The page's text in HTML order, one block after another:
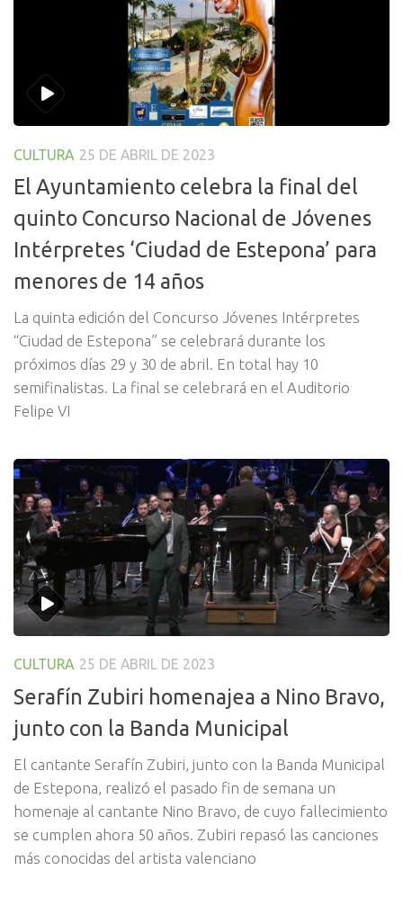
CULTURA 25 DE ABRIL DE 2023
El Ayuntamiento celebra la final del
quinto Concurso Nacional de Jóvenes
Intérpretes ‘Ciudad de Estepona’ para
menores de 14 años
La quinta edición del Concurso Jóvenes Intérpretes
“Ciudad de Estepona” se celebrará durante los
próximos días 29 y 30 de abril. En total hay 10
semifinalistas. La final se celebrará en el Auditorio
Felipe VI
CULTURA 25 DE ABRIL DE 2023
Serafín Zubiri homenajea a Nino Bravo,
junto con la Banda Municipal
El cantante Serafín Zubiri, junto con la Banda Municipal
de Estepona, realizó el pasado fin de semana un
homenaje al cantante Nino Bravo, de cuyo fallecimiento
se cumplen ahora 50 años. Zubiri repasó las canciones
más conocidas del artista valenciano